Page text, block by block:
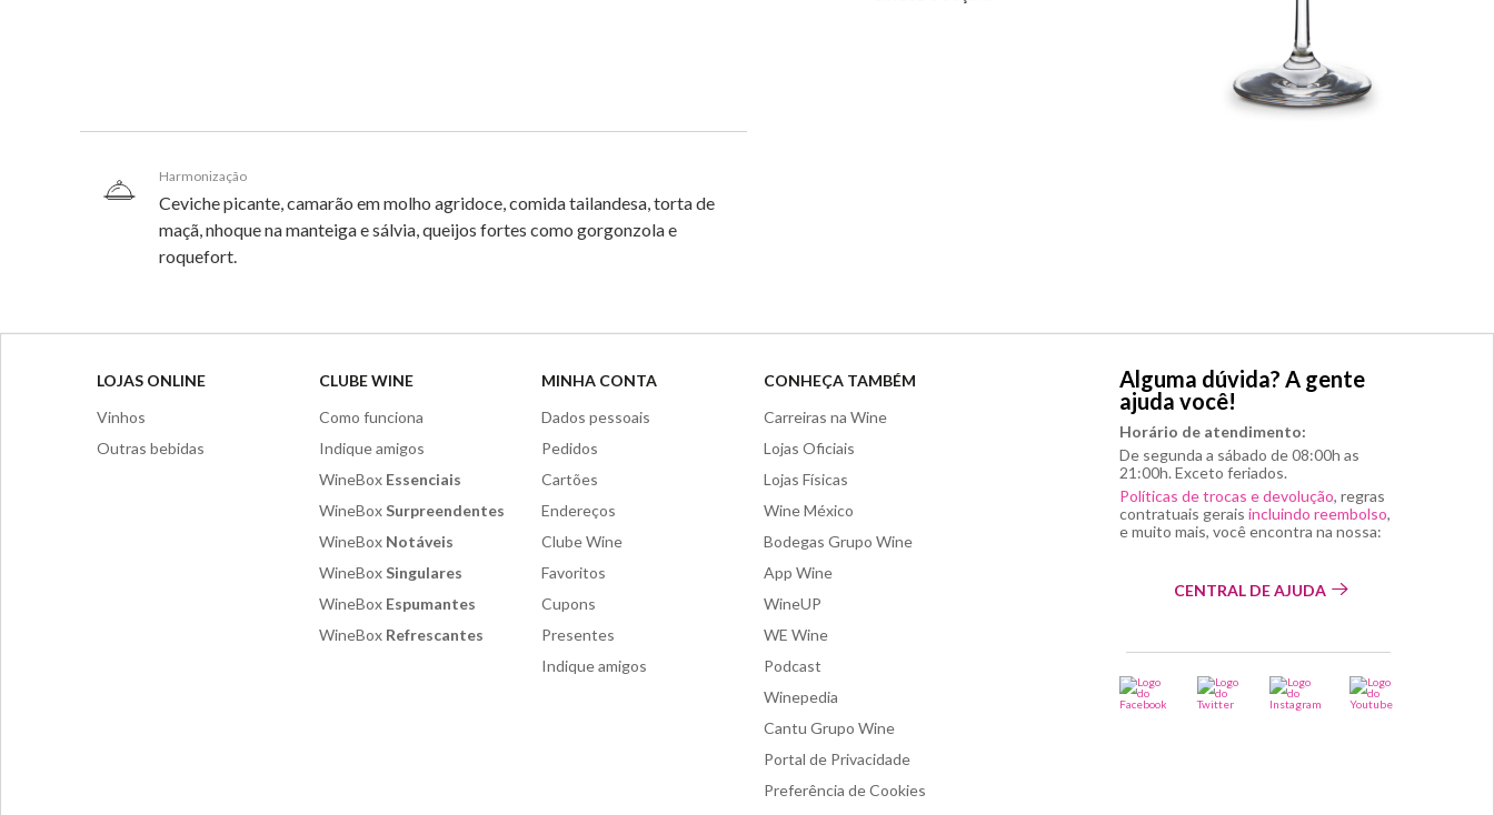
Harmonização
Ceviche picante, camarão em molho agridoce, comida tailandesa, torta de
maçã, nhoque na manteiga e sálvia, queijos fortes como gorgonzola e
roquefort.
LOJAS ONLINE
Vinhos
Outras bebidas
CLUBE WINE
Como funciona
Indique amigos
WineBox Essenciais
WineBoxSurpreendentes
WineBox Notáveis
WineBoxSingulares
WineBox Espumantes
WineBox Refrescantes
MINHA CONTA
Dados pessoais
Pedidos
Cartões
Endereços
Clube Wine
Favoritos
Cupons
Presentes
Indique amigos
CONHEÇA TAMBÉM
Carreiras na Wine
Lojas Oficiais
Lojas Físicas
Wine México
Bodegas Grupo Wine
App Wine
WineUP
WE Wine
Podcast
Winepedia
Cantu Grupo Wine
Portal de Privacidade
Preferência de Cookies
Alguma dúvida? A gente
ajuda você!
Horário de atendimento:
De segunda a sábado de 08:00h as
21:00h. Exceto feriados.
Políticas de trocas e devolução, regras
contratuais gerais incluindo reembolso,
e muito mais, você encontra na nossa:
CENTRAL DE AJUDA